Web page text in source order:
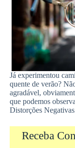
Já experimentou
quente de verão?
agradável,
que podemos
Distorções
Receba